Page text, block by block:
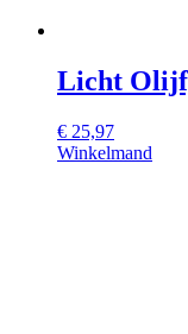
Licht
€ 25,97
Winkelmand